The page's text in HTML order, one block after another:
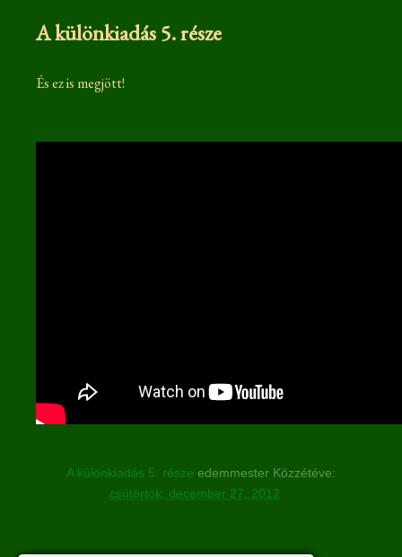
A különkiadás 5. része
És ez is megjött!
A különkiadás 5. része edemmester Közzétéve:
csütörtök, december 27, 2012